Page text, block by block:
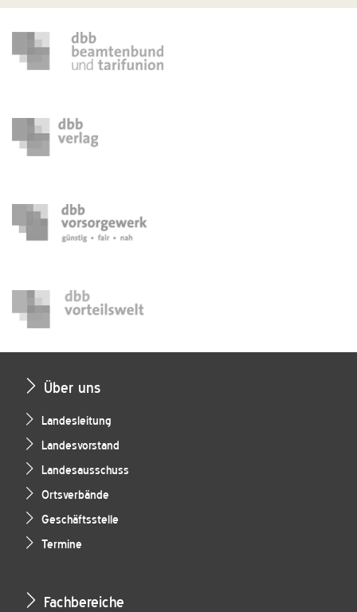
Über uns
Landesleitung
Landesvorstand
Landesausschuss
Ortsverbände
Geschäftsstelle
Termine
Fachbereiche